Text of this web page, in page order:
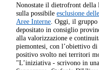
Nonostate il dietrofront della
sulla possibileesclusione
Aree Interne . Oggi, il
depositato in consiglio
alla valorizzazione e
piemontesi, con l’obiettivo
positivo svolto nei territori
"L’iniziativa - scrivono in